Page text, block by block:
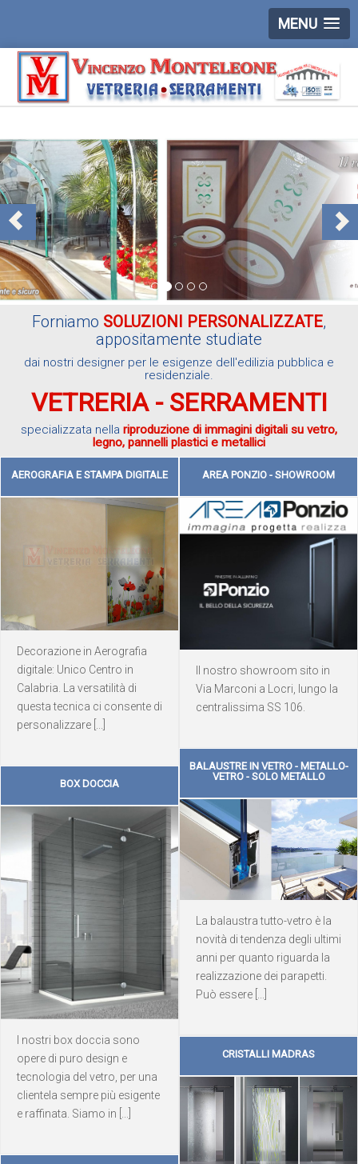
MENU
Forniamo SOLUZIONI PERSONALIZZATE,
appositamente studiate
dai nostri designer per le esigenze dell'edilizia pubblica e
residenziale.
VETRERIA - SERRAMENTI
specializzata nella riproduzione di immagini digitali su vetro,
legno, pannelli plastici e metallici
AEROGRAFIA E STAMPA DIGITALE
Decorazione in Aerografia
digitale: Unico Centro in
Calabria. La versatilità di
questa tecnica ci consente di
personalizzare [...]
AREA PONZIO - SHOWROOM
Il nostro showroom sito in
Via Marconi a Locri, lungo la
centralissima SS 106.
BALAUSTRE IN VETRO - METALLO-
VETRO - SOLO METALLO
La balaustra tutto-vetro è la
novità di tendenza degli ultimi
anni per quanto riguarda la
realizzazione dei parapetti.
Può essere [...]
BOX DOCCIA
I nostri box doccia sono
opere di puro design e
tecnologia del vetro, per una
clientela sempre più esigente
e raffinata. Siamo in [...]
CRISTALLI MADRAS